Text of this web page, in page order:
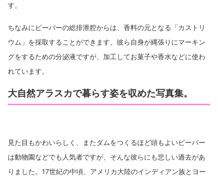
す。
ちなみにビーバーの総排泄腔からは、香料の元となる「カストリ
ウム」を採取することができます。彼ら自身が縄張りにマーキン
グをするための分泌液ですが、加工してお菓子や香水などに使わ
れています。
大自然アラスカで暮らす姿を収めた写真集。
見た目もかわいらしく、またダムをつくるほど頭もよいビーバー
は動物園などでも人気者ですが、そんな彼らにも悲しい過去があ
りました。17世紀の中頃、アメリカ大陸のインディアン族とヨー